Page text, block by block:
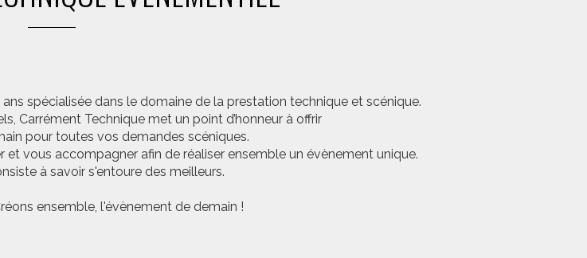
spécialisée dans le domaine de la prestation technique et scénique.
Carrément Technique met un point d’honneur à offrir
pour toutes vos demandes scéniques.
vous accompagner afin de réaliser ensemble un évènement unique.
à savoir s'entoure des meilleurs.
ensemble, l'évènement de demain !